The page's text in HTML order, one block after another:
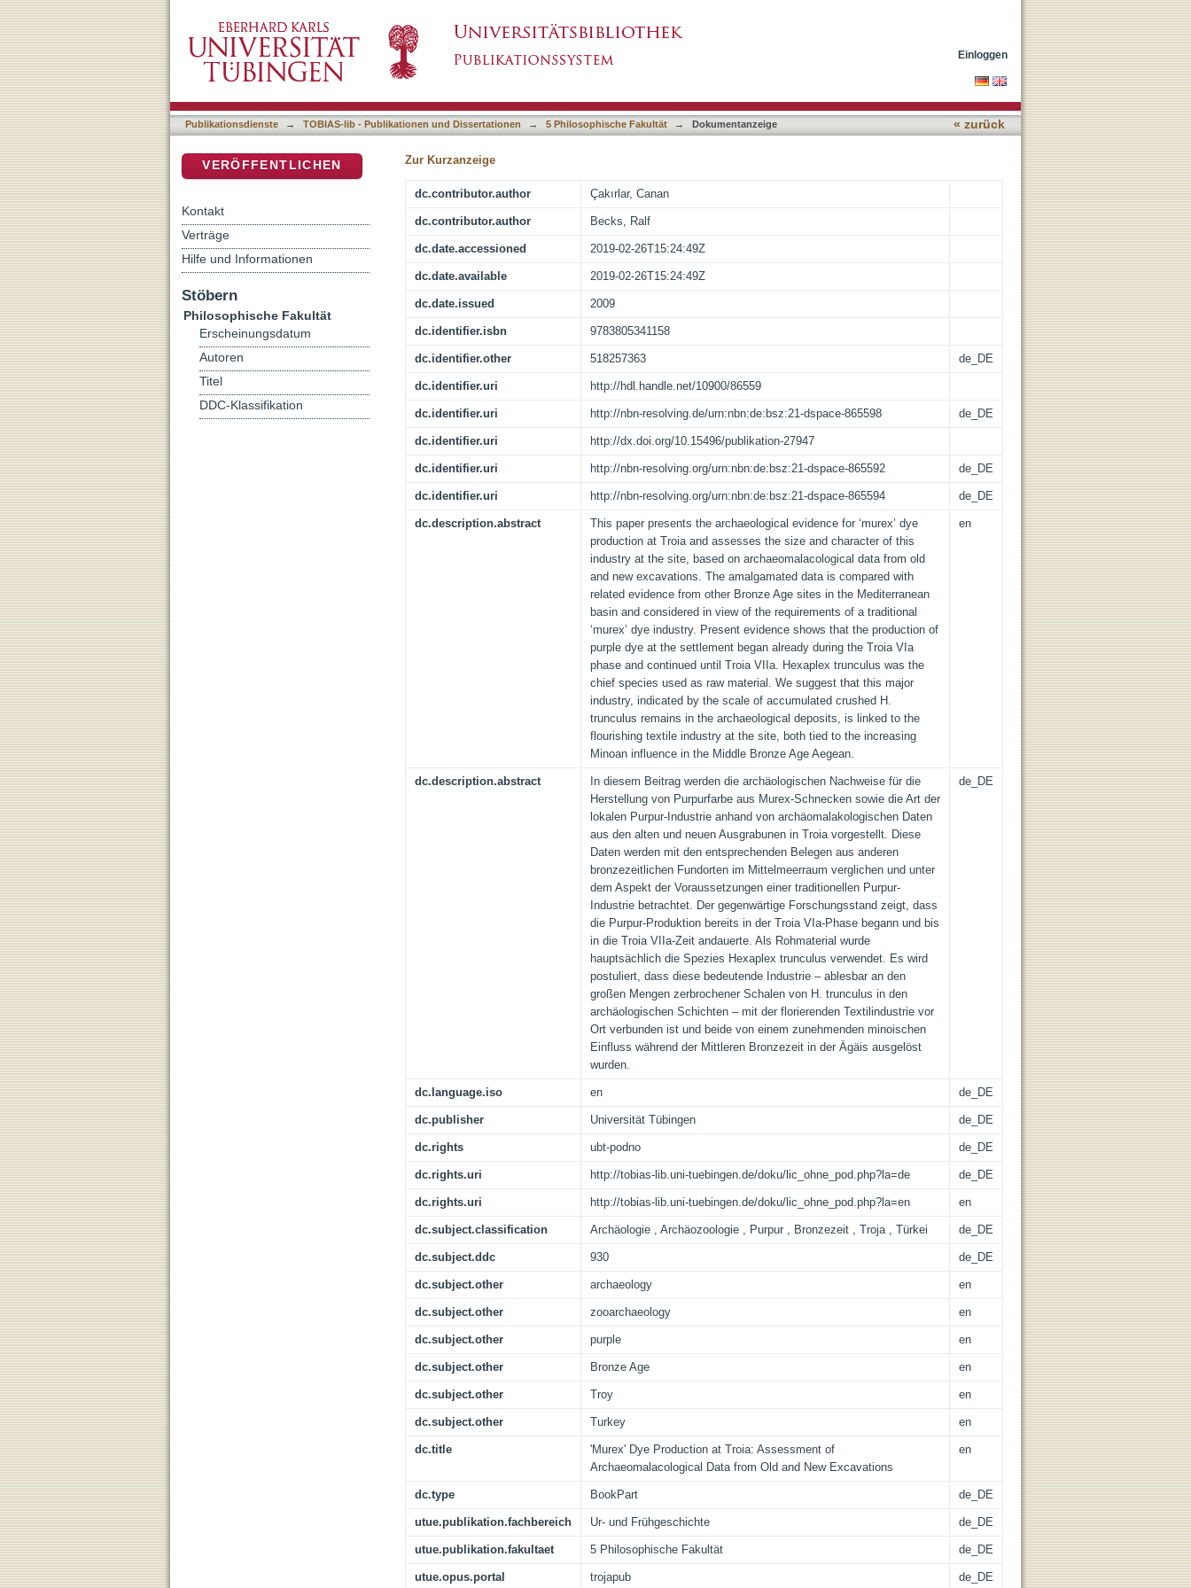
Excavations
Einloggen
Publikationsdienste → TOBIAS-lib - Publikationen und Dissertationen → 5 Philosophische Fakultät → Dokumentanzeige « zurück
Zur Kurzanzeige
dc.contributor.author Çakırlar, Canan
dc.contributor.author Becks, Ralf
dc.date.accessioned 2019-02-26T15:24:49Z
dc.date.available 2019-02-26T15:24:49Z
dc.date.issued 2009
dc.identifier.isbn 9783805341158
dc.identifier.other 518257363 de_DE
dc.identifier.uri http://hdl.handle.net/10900/86559
dc.identifier.uri http://nbn-resolving.de/urn:nbn:de:bsz:21-dspace-865598 de_DE
dc.identifier.uri http://dx.doi.org/10.15496/publikation-27947
dc.identifier.uri http://nbn-resolving.org/urn:nbn:de:bsz:21-dspace-865592 de_DE
dc.identifier.uri http://nbn-resolving.org/urn:nbn:de:bsz:21-dspace-865594 de_DE
dc.description.abstract
This paper presents the archaeological evidence for ‘murex’ dye
production at Troia and assesses the size and character of this
industry at the site, based on archaeomalacological data from old
and new excavations. The amalgamated data is compared with
related evidence from other Bronze Age sites in the Mediterranean
basin and considered in view of the requirements of a traditional
‘murex’ dye industry. Present evidence shows that the production of
purple dye at the settlement began already during the Troia VIa
phase and continued until Troia VIIa. Hexaplex trunculus was the
chief species used as raw material. We suggest that this major
industry, indicated by the scale of accumulated crushed H.
trunculus remains in the archaeological deposits, is linked to the
flourishing textile industry at the site, both tied to the increasing
Minoan influence in the Middle Bronze Age Aegean.
en
dc.description.abstract
In diesem Beitrag werden die archäologischen Nachweise für die
Herstellung von Purpurfarbe aus Murex-Schnecken sowie die Art der
lokalen Purpur-Industrie anhand von archäomalakologischen Daten
aus den alten und neuen Ausgrabunen in Troia vorgestellt. Diese
Daten werden mit den entsprechenden Belegen aus anderen
bronzezeitlichen Fundorten im Mittelmeerraum verglichen und unter
dem Aspekt der Voraussetzungen einer traditionellen Purpur-
Industrie betrachtet. Der gegenwärtige Forschungsstand zeigt, dass
die Purpur-Produktion bereits in der Troia VIa-Phase begann und bis
in die Troia VIIa-Zeit andauerte. Als Rohmaterial wurde
hauptsächlich die Spezies Hexaplex trunculus verwendet. Es wird
postuliert, dass diese bedeutende Industrie – ablesbar an den
großen Mengen zerbrochener Schalen von H. trunculus in den
archäologischen Schichten – mit der florierenden Textilindustrie vor
Ort verbunden ist und beide von einem zunehmenden minoischen
Einfluss während der Mittleren Bronzezeit in der Ägäis ausgelöst
wurden.
de_DE
dc.language.iso en de_DE
dc.publisher Universität Tübingen de_DE
dc.rights ubt-podno de_DE
dc.rights.uri http://tobias-lib.uni-tuebingen.de/doku/lic_ohne_pod.php?la=de de_DE
dc.rights.uri http://tobias-lib.uni-tuebingen.de/doku/lic_ohne_pod.php?la=en en
dc.subject.classification Archäologie , Archäozoologie , Purpur , Bronzezeit , Troja , Türkei de_DE
dc.subject.ddc 930 de_DE
dc.subject.other archaeology en
dc.subject.other zooarchaeology en
dc.subject.other purple en
dc.subject.other Bronze Age en
dc.subject.other Troy en
dc.subject.other Turkey en
dc.title
'Murex' Dye Production at Troia: Assessment of
Archaeomalacological Data from Old and New Excavations
en
dc.type BookPart de_DE
utue.publikation.fachbereich Ur- und Frühgeschichte de_DE
utue.publikation.fakultaet 5 Philosophische Fakultät de_DE
utue.opus.portal trojapub de_DE
VERÖFFENTLICHEN
Kontakt
Verträge
Hilfe und Informationen
Stöbern
Philosophische Fakultät
Erscheinungsdatum
Autoren
Titel
DDC-Klassifikation